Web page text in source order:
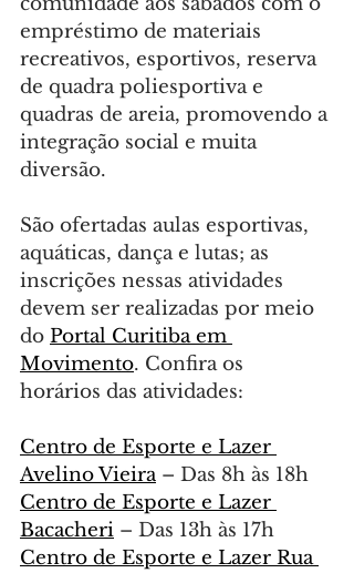
empréstimo de materiais
recreativos, esportivos, reserva
de quadra poliesportiva e
quadras de areia, promovendo a
integração social e muita
diversão.
São ofertadas aulas esportivas,
aquáticas, dança e lutas; as
inscrições nessas atividades
devem ser realizadas por meio
do Portal Curitiba em
Movimento. Confira os
horários das atividades:
Centro de Esporte e Lazer
Avelino Vieira – Das 8h às 18h
Centro de Esporte e Lazer
Bacacheri – Das 13h às 17h
Centro de Esporte e Lazer Rua